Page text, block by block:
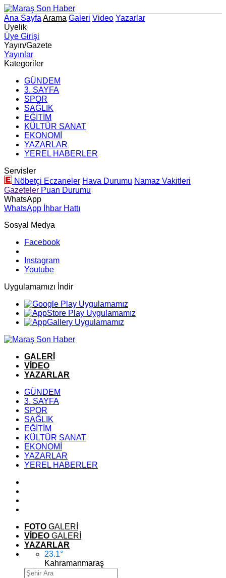
Ana Sayfa Arama Galeri Video Yazarlar
Üyelik
Üye Girişi
Yayın/Gazete
Yayınlar
Kategoriler
GÜNDEM
3. SAYFA
SPOR
SAĞLIK
EĞİTİM
KÜLTÜR SANAT
EKONOMİ
YAZARLAR
YEREL HABERLER
Servisler
Nöbetçi Eczaneler Hava Durumu Namaz Vakitleri
Gazeteler Puan Durumu
WhatsApp
WhatsApp İhbar Hattı
Sosyal Medya
Facebook
Instagram
Youtube
Uygulamamızı İndir
GALERİ
VİDEO
YAZARLAR
GÜNDEM
3. SAYFA
SPOR
SAĞLIK
EĞİTİM
KÜLTÜR SANAT
EKONOMİ
YAZARLAR
YEREL HABERLER
FOTO GALERİ
VİDEO GALERİ
YAZARLAR
23.1°
Kahramanmaraş